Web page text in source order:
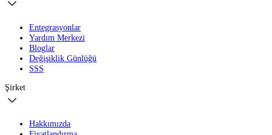
Entegrasyonlar
Yardım Merkezi
Bloglar
Değişiklik Günlüğü
SSS
Şirket
Hakkımızda